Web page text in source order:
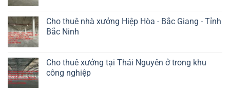
Cho thuê nhà xưởng Hiệp Hòa - Bắc Giang - Tỉnh
Bắc Ninh
Cho thuê xưởng tại Thái Nguyên ở trong khu
công nghiệp